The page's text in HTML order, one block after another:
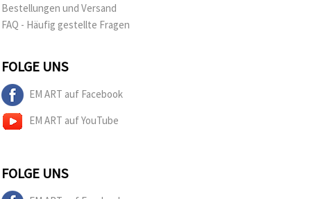
Bestellungen und Versand
FAQ - Häufig gestellte Fragen
FOLGE UNS
EM ART auf Facebook
EM ART auf YouTube
FOLGE UNS